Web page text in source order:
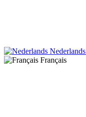
Nederlands
Français